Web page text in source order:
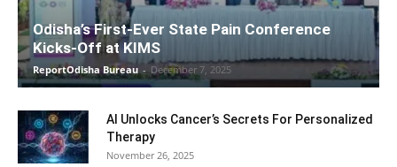
Odisha’s First-Ever State Pain Conference
Kicks-Off at KIMS
ReportOdisha Bureau - December 7, 2025
AI Unlocks Cancer’s Secrets For Personalized
Therapy
November 26, 2025